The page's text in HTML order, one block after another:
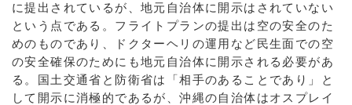
に提出されているが、地元自治体に開示はされていない
という点である。フライトプランの提出は空の安全のた
めのものであり、ドクターヘリの運用など民生面での空
の安全確保のためにも地元自治体に開示される必要があ
る。国土交通省と防衛省は「相手のあることであり」と
して開示に消極的であるが、沖縄の自治体はオスプレイ